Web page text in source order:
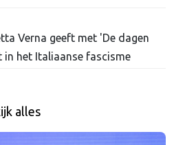
Verna geeft met 'De dagen
in het Italiaanse fascisme
alles